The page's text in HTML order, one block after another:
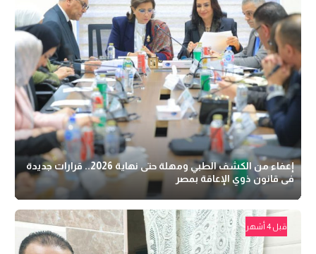
إعفاء من الكشف الطبي ومهلة حتى نهاية 2026.. قرارات جديدة
فى قانون ذوي الإعاقة بمصر
قبل 4 أشهر